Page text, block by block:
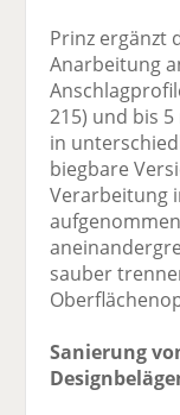
Prinz ergänzt
Anarbeitung
215) und bis
in
biegbare
Verarbeitung
sauber
Sanierung